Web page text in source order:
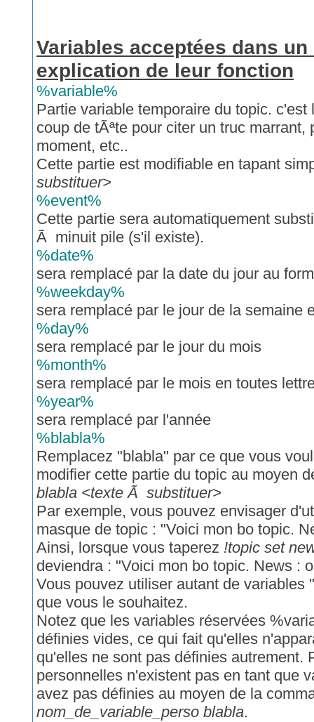
Variables acceptées dans
explication de leur fonction
%variable%
Partie variable temporaire du topic.
coup de tÃªte pour citer un truc
moment, etc..
Cette partie est modifiable en tapant
substituer>
%event%
Cette partie sera automatiquement
Ã minuit pile (s'il existe).
%date%
sera remplacé par la date du jour au
%weekday%
sera remplacé par le jour de la semaine
%day%
sera remplacé par le jour du mois
%month%
sera remplacé par le mois en toutes
%year%
sera remplacé par l'année
%blabla%
Remplacez "blabla" par ce que vous
modifier cette partie du topic au moyen
blabla <texte Ã substituer>
Par exemple, vous pouvez envisager
masque de topic : "Voici mon bo topic.
Ainsi, lorsque vous taperez !topic set
deviendra : "Voici mon bo topic. News :
Vous pouvez utiliser autant de variables
que vous le souhaitez.
Notez que les variables réservées
définies vides, ce qui fait qu'elles
qu'elles ne sont pas définies autrement.
personnelles n'existent pas en tant que
avez pas définies au moyen de la
nom_de_variable_perso blabla.